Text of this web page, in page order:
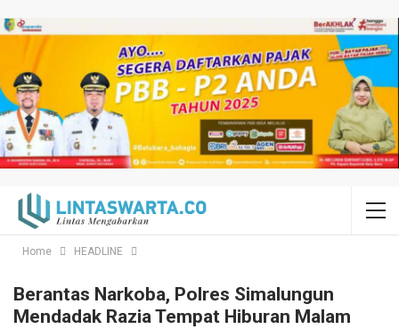
Home HEADLINE
Berantas Narkoba, Polres Simalungun
Mendadak Razia Tempat Hiburan Malam